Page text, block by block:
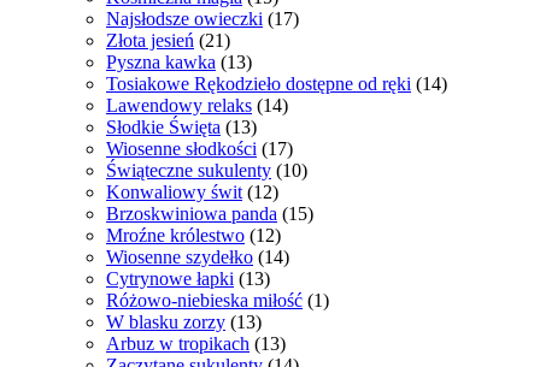
Najsłodsze owieczki (17)
Złota jesień (21)
Pyszna kawka (13)
Tosiakowe Rękodzieło dostępne od ręki (14)
Lawendowy relaks (14)
Słodkie Święta (13)
Wiosenne słodkości (17)
Świąteczne sukulenty (10)
Konwaliowy świt (12)
Brzoskwiniowa panda (15)
Mroźne królestwo (12)
Wiosenne szydełko (14)
Cytrynowe łapki (13)
Różowo-niebieska miłość (1)
W blasku zorzy (13)
Arbuz w tropikach (13)